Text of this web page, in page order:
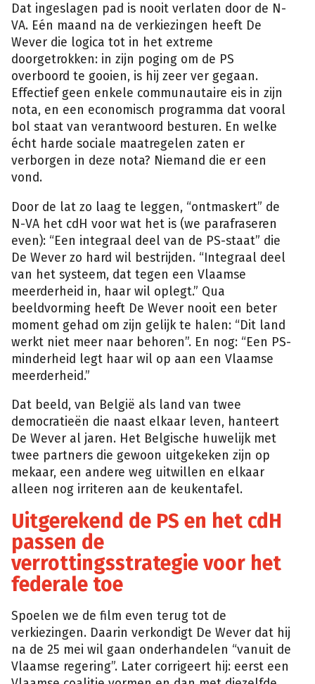
Dat ingeslagen pad is nooit verlaten door de N-
VA. Eén maand na de verkiezingen heeft De
Wever die logica tot in het extreme
doorgetrokken: in zijn poging om de PS
overboord te gooien, is hij zeer ver gegaan.
Effectief geen enkele communautaire eis in zijn
nota, en een economisch programma dat vooral
bol staat van verantwoord besturen. En welke
écht harde sociale maatregelen zaten er
verborgen in deze nota? Niemand die er een
vond.
Door de lat zo laag te leggen, “ontmaskert” de
N-VA het cdH voor wat het is (we parafraseren
even): “Een integraal deel van de PS-staat” die
De Wever zo hard wil bestrijden. “Integraal deel
van het systeem, dat tegen een Vlaamse
meerderheid in, haar wil oplegt.” Qua
beeldvorming heeft De Wever nooit een beter
moment gehad om zijn gelijk te halen: “Dit land
werkt niet meer naar behoren”. En nog: “Een PS-
minderheid legt haar wil op aan een Vlaamse
meerderheid.”
Dat beeld, van België als land van twee
democratieën die naast elkaar leven, hanteert
De Wever al jaren. Het Belgische huwelijk met
twee partners die gewoon uitgekeken zijn op
mekaar, een andere weg uitwillen en elkaar
alleen nog irriteren aan de keukentafel.
Uitgerekend de PS en het cdH
passen de
verrottingsstrategie voor het
federale toe
Spoelen we de film even terug tot de
verkiezingen. Daarin verkondigt De Wever dat hij
na de 25 mei wil gaan onderhandelen “vanuit de
Vlaamse regering”. Later corrigeert hij: eerst een